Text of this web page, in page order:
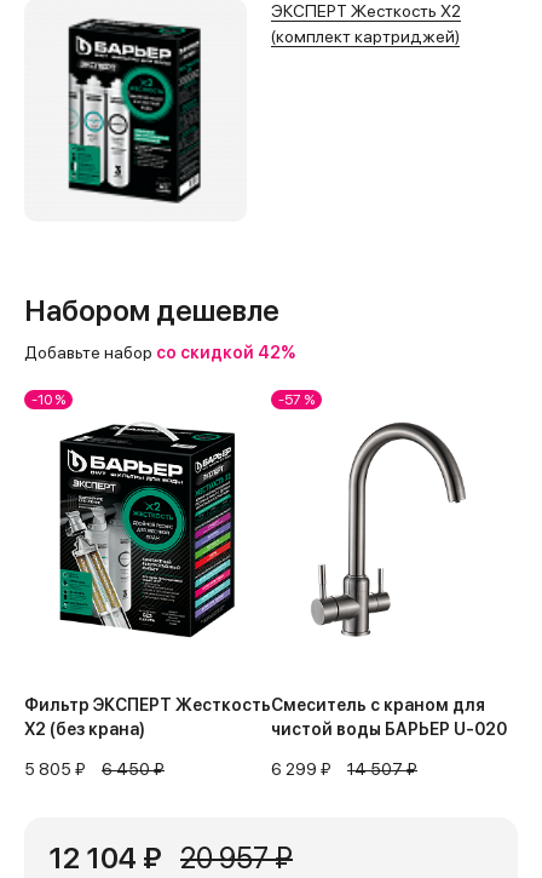
ЭКСПЕРТ Жесткость Х2
(комплект картриджей)
Набором дешевле
Добавьте набор со скидкой 42%
Фильтр ЭКСПЕРТ Жесткость
Х2 (без крана)
5 805 ₽ 6 450 ₽
-10 %
Смеситель с краном для
чистой воды БАРЬЕР U-020
6 299 ₽ 14 507 ₽
-57 %
12 104 ₽ 20 957 ₽